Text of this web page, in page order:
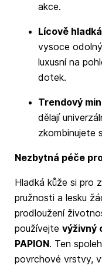
akce.
Lícově
vysoce
luxusní na
dotek.
Trendový
dělají
zkombinujete
Nezbytná péče
Hladká kůže si pro
pružnosti a lesku
prodloužení
používejte výživný
PAPION. Ten
povrchové vrstvy,